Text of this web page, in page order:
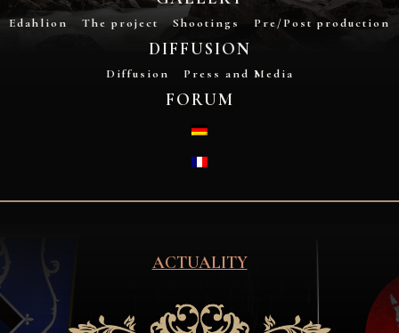
Edahlion The project Shootings Pre/Post production
DIFFUSION
Diffusion Press and Media
FORUM
ACTUALITY